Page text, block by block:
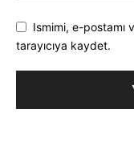
Ismimi, e-postamı
tarayıcıya kaydet.